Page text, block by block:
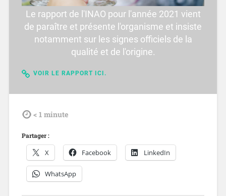
Le rapport de l'INAO pour l'année 2021 vient
de paraître et présente l'organisme et insiste
notamment sur les signes officiels de la
qualité et de l'origine.
VOIR LE RAPPORT ICI.
tdl < 1 minute
Partager :
X Facebook LinkedIn
WhatsApp